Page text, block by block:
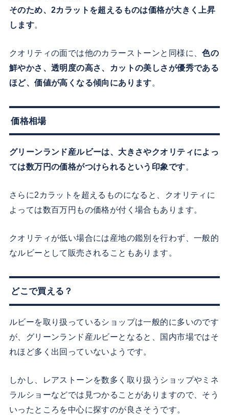
そのため、2カラットを超えるものは価格が大きく上昇
します
クオリティの面では他のカラーストーンと同様に、色の
鮮やかさ、透明度の高さ、カットの美しさが優秀である
ほど、価値が高くなる傾向にあります。
価格相場
グリーンランド産ルビーは、大きさやクオリティによっ
ては数万円の価格がつけられるという印象です
さらに2カラットを超えるものになると、クオリティに
よっては数百万円もの価格が付く場合もあります。
クオリティが低い場合には産地の鑑別を行わず、一般的
なルビーとして販売されることもあります。
どこで買える？
ルビーを取り扱っているショップは一般的に多いのです
が、グリーンランド産ルビーとなると、国内市場ではそ
れほど多く出回っていないようです。
しかし、レアストーンを数多く取り扱うショップやミネ
ラルショーなどでは見つかることがありますので、そう
いったところを中心に探すのが良さそうです。